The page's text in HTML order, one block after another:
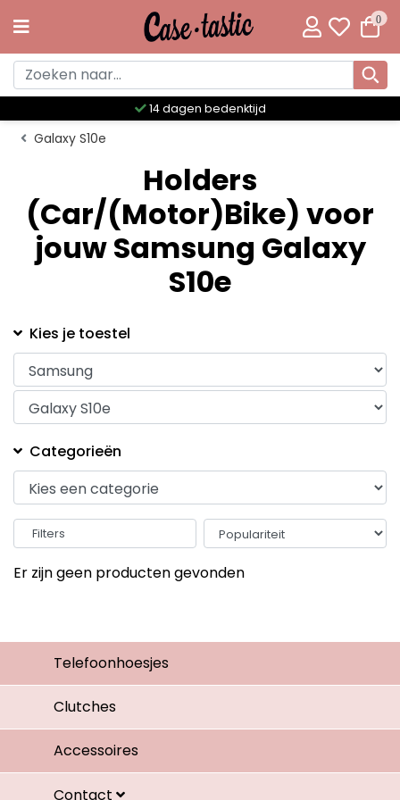
0
14 dagen bedenktijd
Galaxy S10e
Holders
(Car/(Motor)Bike) voor
jouw Samsung Galaxy
S10e
Kies je toestel
Categorieën
Filters
Er zijn geen producten gevonden
Telefoonhoesjes
Clutches
Accessoires
Contact